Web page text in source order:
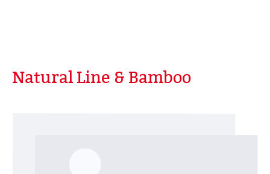
Natural Line & Bamboo